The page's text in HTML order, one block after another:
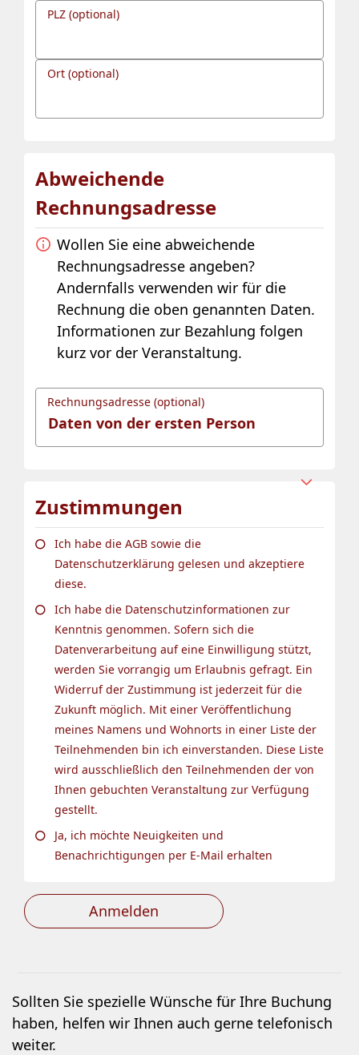
PLZ (optional)
Ort (optional)
Abweichende
Rechnungsadresse
Wollen Sie eine abweichende
Rechnungsadresse angeben?
Andernfalls verwenden wir für die
Rechnung die oben genannten Daten.
Informationen zur Bezahlung folgen
kurz vor der Veranstaltung.
Rechnungsadresse (optional)
Zustimmungen
Ich habe die AGB sowie die
Datenschutzerklärung gelesen und akzeptiere
diese.
Ich habe die Datenschutzinformationen zur
Kenntnis genommen. Sofern sich die
Datenverarbeitung auf eine Einwilligung stützt,
werden Sie vorrangig um Erlaubnis gefragt. Ein
Widerruf der Zustimmung ist jederzeit für die
Zukunft möglich. Mit einer Veröffentlichung
meines Namens und Wohnorts in einer Liste der
Teilnehmenden bin ich einverstanden. Diese Liste
wird ausschließlich den Teilnehmenden der von
Ihnen gebuchten Veranstaltung zur Verfügung
gestellt.
Ja, ich möchte Neuigkeiten und
Benachrichtigungen per E-Mail erhalten
Anmelden
Sollten Sie spezielle Wünsche für Ihre Buchung
haben, helfen wir Ihnen auch gerne telefonisch
weiter.